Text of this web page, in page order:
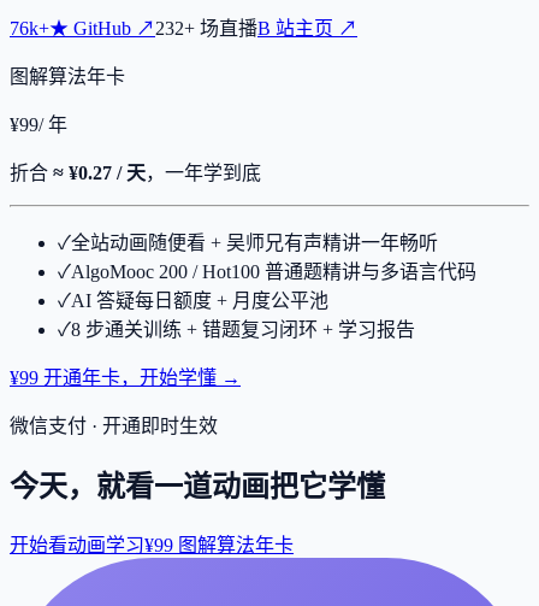
76k+★ GitHub ↗232+ 场直播B 站主页 ↗
图解算法年卡
¥99/ 年
折合 ≈ ¥0.27 / 天，一年学到底
✓全站动画随便看 + 吴师兄有声精讲一年畅听
✓AlgoMooc 200 / Hot100 普通题精讲与多语言代码
✓AI 答疑每日额度 + 月度公平池
✓8 步通关训练 + 错题复习闭环 + 学习报告
¥99 开通年卡，开始学懂 →
微信支付 · 开通即时生效
今天，就看一道动画把它学懂
开始看动画学习¥99 图解算法年卡